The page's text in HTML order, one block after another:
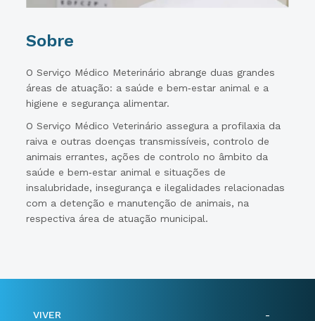
Sobre
O Serviço Médico Meterinário abrange duas grandes
áreas de atuação: a saúde e bem‐estar animal e a
higiene e segurança alimentar.
O Serviço Médico Veterinário assegura a profilaxia da
raiva e outras doenças transmissíveis, controlo de
animais errantes, ações de controlo no âmbito da
saúde e bem‐estar animal e situações de
insalubridade, insegurança e ilegalidades relacionadas
com a detenção e manutenção de animais, na
respectiva área de atuação municipal.
VIVER